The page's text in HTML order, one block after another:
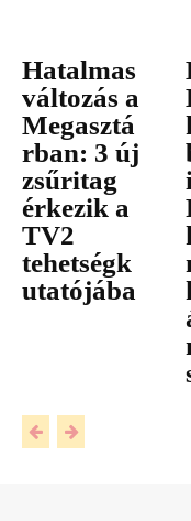
Hatalmas
változás a
Megasztá
rban: 3 új
zsűritag
érkezik a
TV2
tehetségk
utatójába